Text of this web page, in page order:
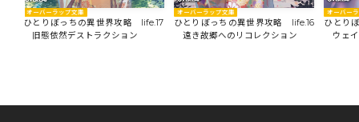
オーバーラップ文庫
ひとりぼっちの異世界攻略 life.17
旧態依然デストラクション
オーバーラップ文庫
ひとりぼっちの異世界攻略 life.16
遠き故郷へのリコレクション
オーバー
ひとり
ウェイ